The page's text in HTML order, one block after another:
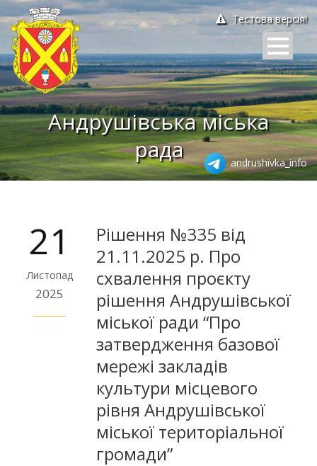
Тестова версія!
Андрушівська міська
рада
andrushivka_info
21
Листопад
2025
Рішення №335 від
21.11.2025 р. Про
схвалення проєкту
рішення Андрушівської
міської ради “Про
затвердження базової
мережі закладів
культури місцевого
рівня Андрушівської
міської територіальної
громади”